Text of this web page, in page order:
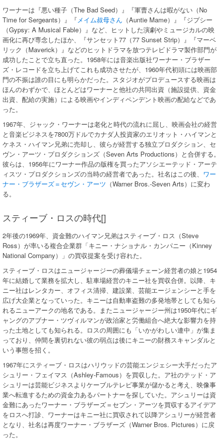
ワーナーは『悪い種子（The Bad Seed）』『軍曹さんは暇がない（No
Time for Sergeants）』『メイム叔母さん （Auntie Mame）』『ジプシー
（Gypsy: A Musical Fable）』など、ヒットした演劇やミュージカルの映
画化に再び専念したほか、『サンセット77（77 Sunset Strip）』『マーベ
リック（Maverick）』などのヒットドラマを放つテレビドラマ製作部門が
成功したことで立ち直った。1958年には音楽出版社ワーナー・ブラザー
ズ・レコードを立ち上げてこれも成功させたが、1960年代初頭には映画部
門の不振は誰の目にも明らかだった。スタジオがプロデュースする映画は
ほんのわずかで、ほとんどはワーナーと他社の共同出資（施設提供、資金
出資、配給の実施）による映画やインディペンデント映画の配給などであ
った。
1967年、ジャック・ワーナーは老化と時代の流れに屈し、映画会社の経営
と音楽ビジネスを7800万ドルでカナダ人投資家のエリオット・ハイマンと
ケネス・ハイマン兄弟に売却し、彼らが経営する独立プロダクション、セ
ヴン・アーツ・プロダクションズ（Seven Arts Productions）と合併する。
彼らは、1956年にワーナー作品の版権を買ったアソシエーテッド・アーテ
ィスツ・プロダクションズの当時の経営者であった。社名はこの後、 ワー
ナー・ブラザーズ＝セヴン・アーツ （Warner Bros.-Seven Arts）に変わ
る。
スティーブ・ロスの時代[]
2年後の1969年、資金難のハイマン兄弟はスティーブ・ロス（Steve
Ross）が率いる複合企業群「キニー・ナショナル・カンパニー（Kinney
National Company）」の買収提案を受け容れた。
スティーブ・ロスはニュージャージーの葬儀場チェーン経営者の娘と1954
年に結婚して業務を拡大し、駐車場経営のキニー社を買収合併。以降、キ
ニー社はレンタカー、オフィス清掃、建設業、芸能エージェンシーと手を
広げ大企業となっていった。キニーは自動車盗難の多発地帯としても知ら
れるニューアークの地名である。またニュージャージー州は1950年代にギ
ャングのアブナー・ツヴィルマンが政治家と労働組合へ絶大な影響力を持
った土地としても知られる。ロスの周囲にも「いかがわしい連中」が集ま
っており、仲間を裏切れない彼の弱点は後にキニーの財務スキャンダルと
いう事態を招く。
1967年にスティーブ・ロスはハリウッドの芸能エンジェシー大手だったア
シュリー・フェイマス（Ashley-Famous）を買収した。ア社のテッド・ア
シュリーは芸能ビジネスよりケーブルテレビ事業が儲かると考え、映像事
業へ転進するための資金力あるパートナーを探していた。アシュリーは資
金難にあったワーナー・ブラザーズ＝セブン・アーツを買収するアイデア
をロスへ打診、ワーナーはキニー社に買収されて以降アシュリーが経営者
となり、社名は再度ワーナー・ブラザーズ（Warner Bros. Pictures）に戻
った。